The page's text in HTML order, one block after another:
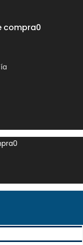
compra0
0